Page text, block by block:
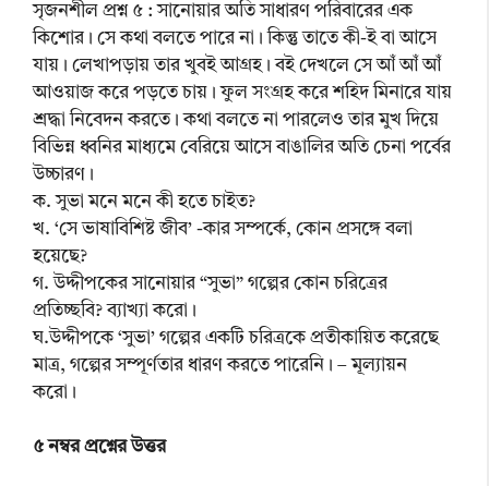
সৃজনশীল প্রশ্ন ৫ : সানোয়ার অতি সাধারণ পরিবারের এক
কিশোর। সে কথা বলতে পারে না। কিন্তু তাতে কী-ই বা আসে
যায়। লেখাপড়ায় তার খুবই আগ্রহ। বই দেখলে সে আঁ আঁ আঁ
আওয়াজ করে পড়তে চায়। ফুল সংগ্রহ করে শহিদ মিনারে যায়
শ্রদ্ধা নিবেদন করতে। কথা বলতে না পারলেও তার মুখ দিয়ে
বিভিন্ন ধ্বনির মাধ্যমে বেরিয়ে আসে বাঙালির অতি চেনা পর্বের
উচ্চারণ।
ক. সুভা মনে মনে কী হতে চাইত?
খ. ‘সে ভাষাবিশিষ্ট জীব’ -কার সম্পর্কে, কোন প্রসঙ্গে বলা
হয়েছে?
গ. উদ্দীপকের সানোয়ার “সুভা” গল্পের কোন চরিত্রের
প্রতিচ্ছবি? ব্যাখ্যা করো।
ঘ.উদ্দীপকে ‘সুভা’ গল্পের একটি চরিত্রকে প্রতীকায়িত করেছে
মাত্র, গল্পের সম্পূর্ণতার ধারণ করতে পারেনি। – মূল্যায়ন
করো।
৫ নম্বর প্রশ্নের উত্তর